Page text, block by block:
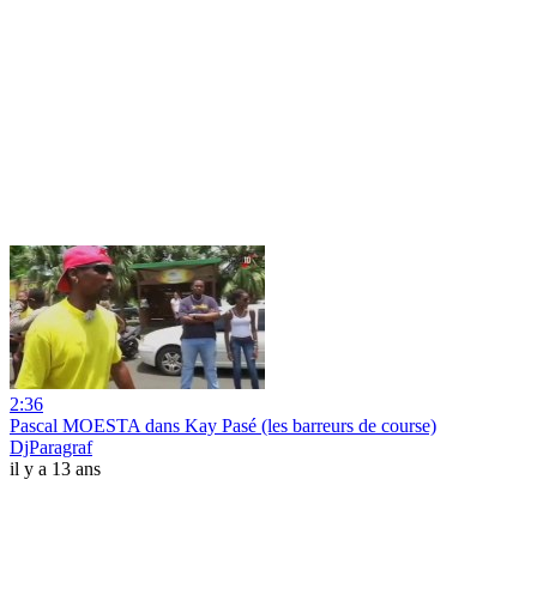
2:36
Pascal MOESTA dans Kay Pasé (les barreurs de course)
DjParagraf
il y a 13 ans